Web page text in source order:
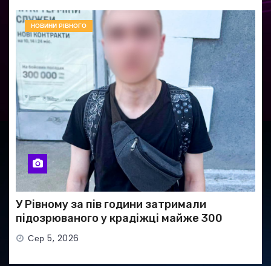
НОВИНИ РІВНОГО
У Рівному за пів години затримали
підозрюваного у крадіжці майже 300
тисяч гривень
Сер 5, 2026